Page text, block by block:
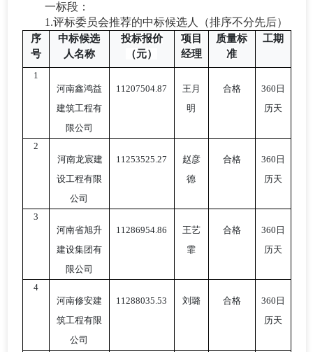
一标段：
1.评标委员会推荐的中标候选人（排序不分先后）
序
号
中标候选
人名称
投标报价
（元）
项目
经理
质量标
准
工期
1
河南鑫鸿益
建筑工程有
限公司
11207504.87
王月
明
合格
360日
历天
2
河南龙宸建
设工程有限
公司
11253525.27
赵彦
德
合格
360日
历天
3
河南省旭升
建设集团有
限公司
11286954.86
王艺
霏
合格
360日
历天
4
河南修安建
筑工程有限
公司
11288035.53 刘璐 合格
360日
历天